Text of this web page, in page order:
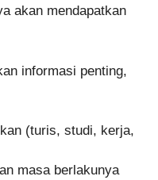
akan mendapatkan
informasi penting,
(turis, studi, kerja,
masa berlakunya